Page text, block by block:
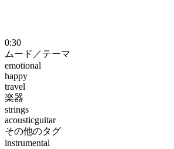
0:30
ムード／テーマ
emotional
happy
travel
楽器
strings
acousticguitar
その他のタグ
instrumental